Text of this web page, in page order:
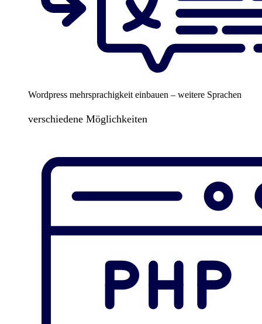
Wordpress mehrsprachigkeit einbauen – weitere Sprachen
verschiedene Möglichkeiten